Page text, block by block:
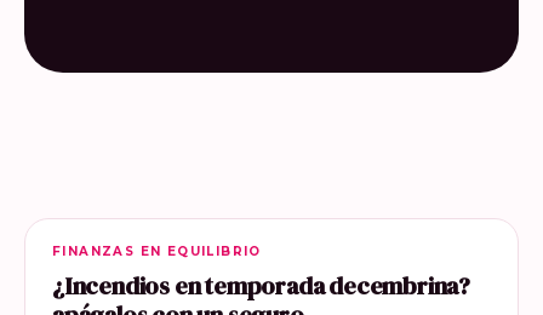
FINANZAS EN EQUILIBRIO
¿Incendios en temporada decembrina?